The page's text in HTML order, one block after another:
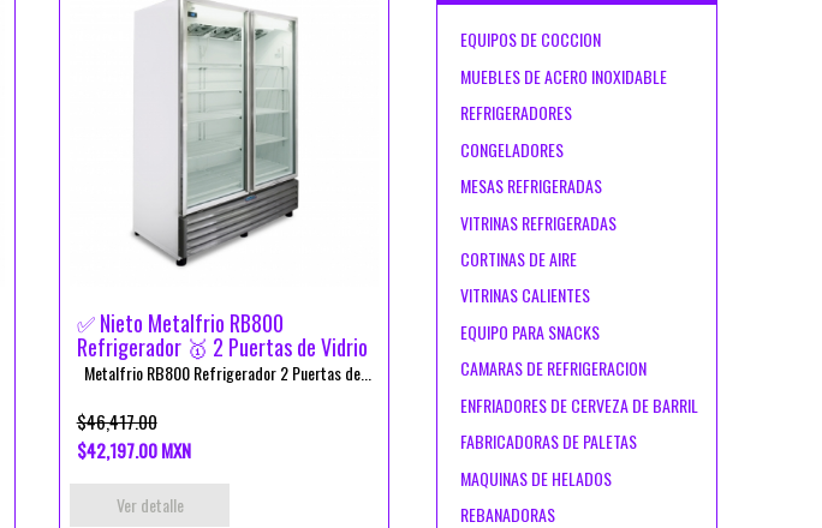
EQUIPOS DE COCCION
MUEBLES DE ACERO INOXIDABLE
REFRIGERADORES
CONGELADORES
MESAS REFRIGERADAS
VITRINAS REFRIGERADAS
CORTINAS DE AIRE
VITRINAS CALIENTES
EQUIPO PARA SNACKS
CAMARAS DE REFRIGERACION
ENFRIADORES DE CERVEZA DE BARRIL
FABRICADORAS DE PALETAS
MAQUINAS DE HELADOS
REBANADORAS
✅ Nieto Metalfrio RB800
Refrigerador 🥇 2 Puertas de Vidrio
Metalfrio RB800 Refrigerador 2 Puertas de...
$46,417.00
$42,197.00 MXN
Ver detalle